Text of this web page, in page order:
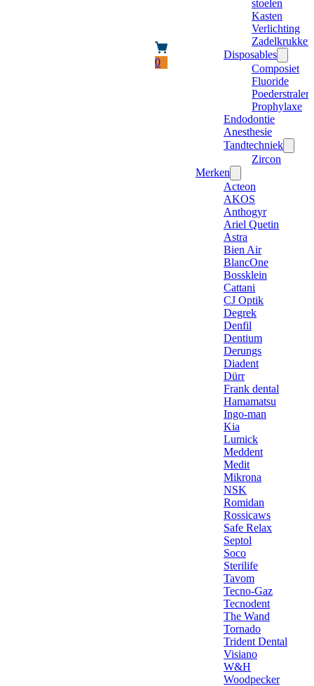
0
stoelen
Kasten
Verlichting
Zadelkrukken
Disposables
Composiet
Fluoride
Poederstraler
Prophylaxe
Endodontie
Anesthesie
Tandtechniek
Zircon
Merken
Acteon
AKOS
Anthogyr
Ariel Quetin
Astra
Bien Air
BlancOne
Bossklein
Cattani
CJ Optik
Degrek
Denfil
Dentium
Derungs
Diadent
Dürr
Frank dental
Hamamatsu
Ingo-man
Kia
Lumick
Meddent
Medit
Mikrona
NSK
Romidan
Rossicaws
Safe Relax
Septol
Soco
Sterilife
Tavom
Tecno-Gaz
Tecnodent
The Wand
Tornado
Trident Dental
Visiano
W&H
Woodpecker